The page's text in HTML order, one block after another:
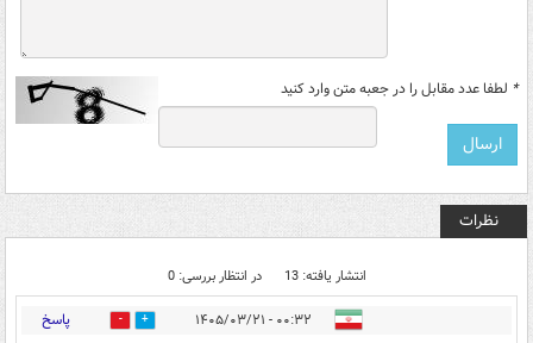
* لطفا عدد مقابل را در جعبه متن وارد کنید
نظرات
انتشار یافته: 13 در انتظار بررسی: 0
۰۰:۳۲ - ۱۴۰۵/۰۳/۲۱ 2 پاسخ